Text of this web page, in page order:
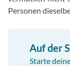
Personen
Auf der
Starte